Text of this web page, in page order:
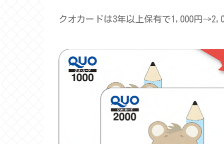
クオカードは3年以上保有で1,000円